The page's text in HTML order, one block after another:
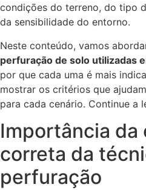
condições do terreno, do tipo
da sensibilidade do entorno.
Neste conteúdo, vamos
perfuração de solo utilizadas
por que cada uma é mais
mostrar os critérios que
para cada cenário. Continue a
Importância da
correta da
perfuração